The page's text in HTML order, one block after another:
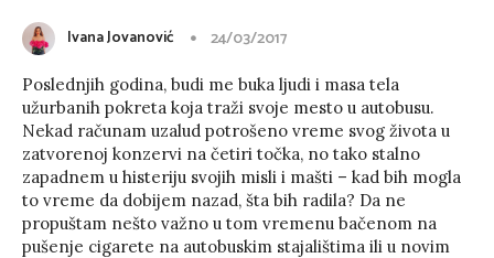
Ivana Jovanović 24/03/2017
Poslednjih godina, budi me buka ljudi i masa tela
užurbanih pokreta koja traži svoje mesto u autobusu.
Nekad računam uzalud potrošeno vreme svog života u
zatvorenoj konzervi na četiri točka, no tako stalno
zapadnem u histeriju svojih misli i mašti – kad bih mogla
to vreme da dobijem nazad, šta bih radila? Da ne
propuštam nešto važno u tom vremenu bačenom na
pušenje cigarete na autobuskim stajalištima ili u novim